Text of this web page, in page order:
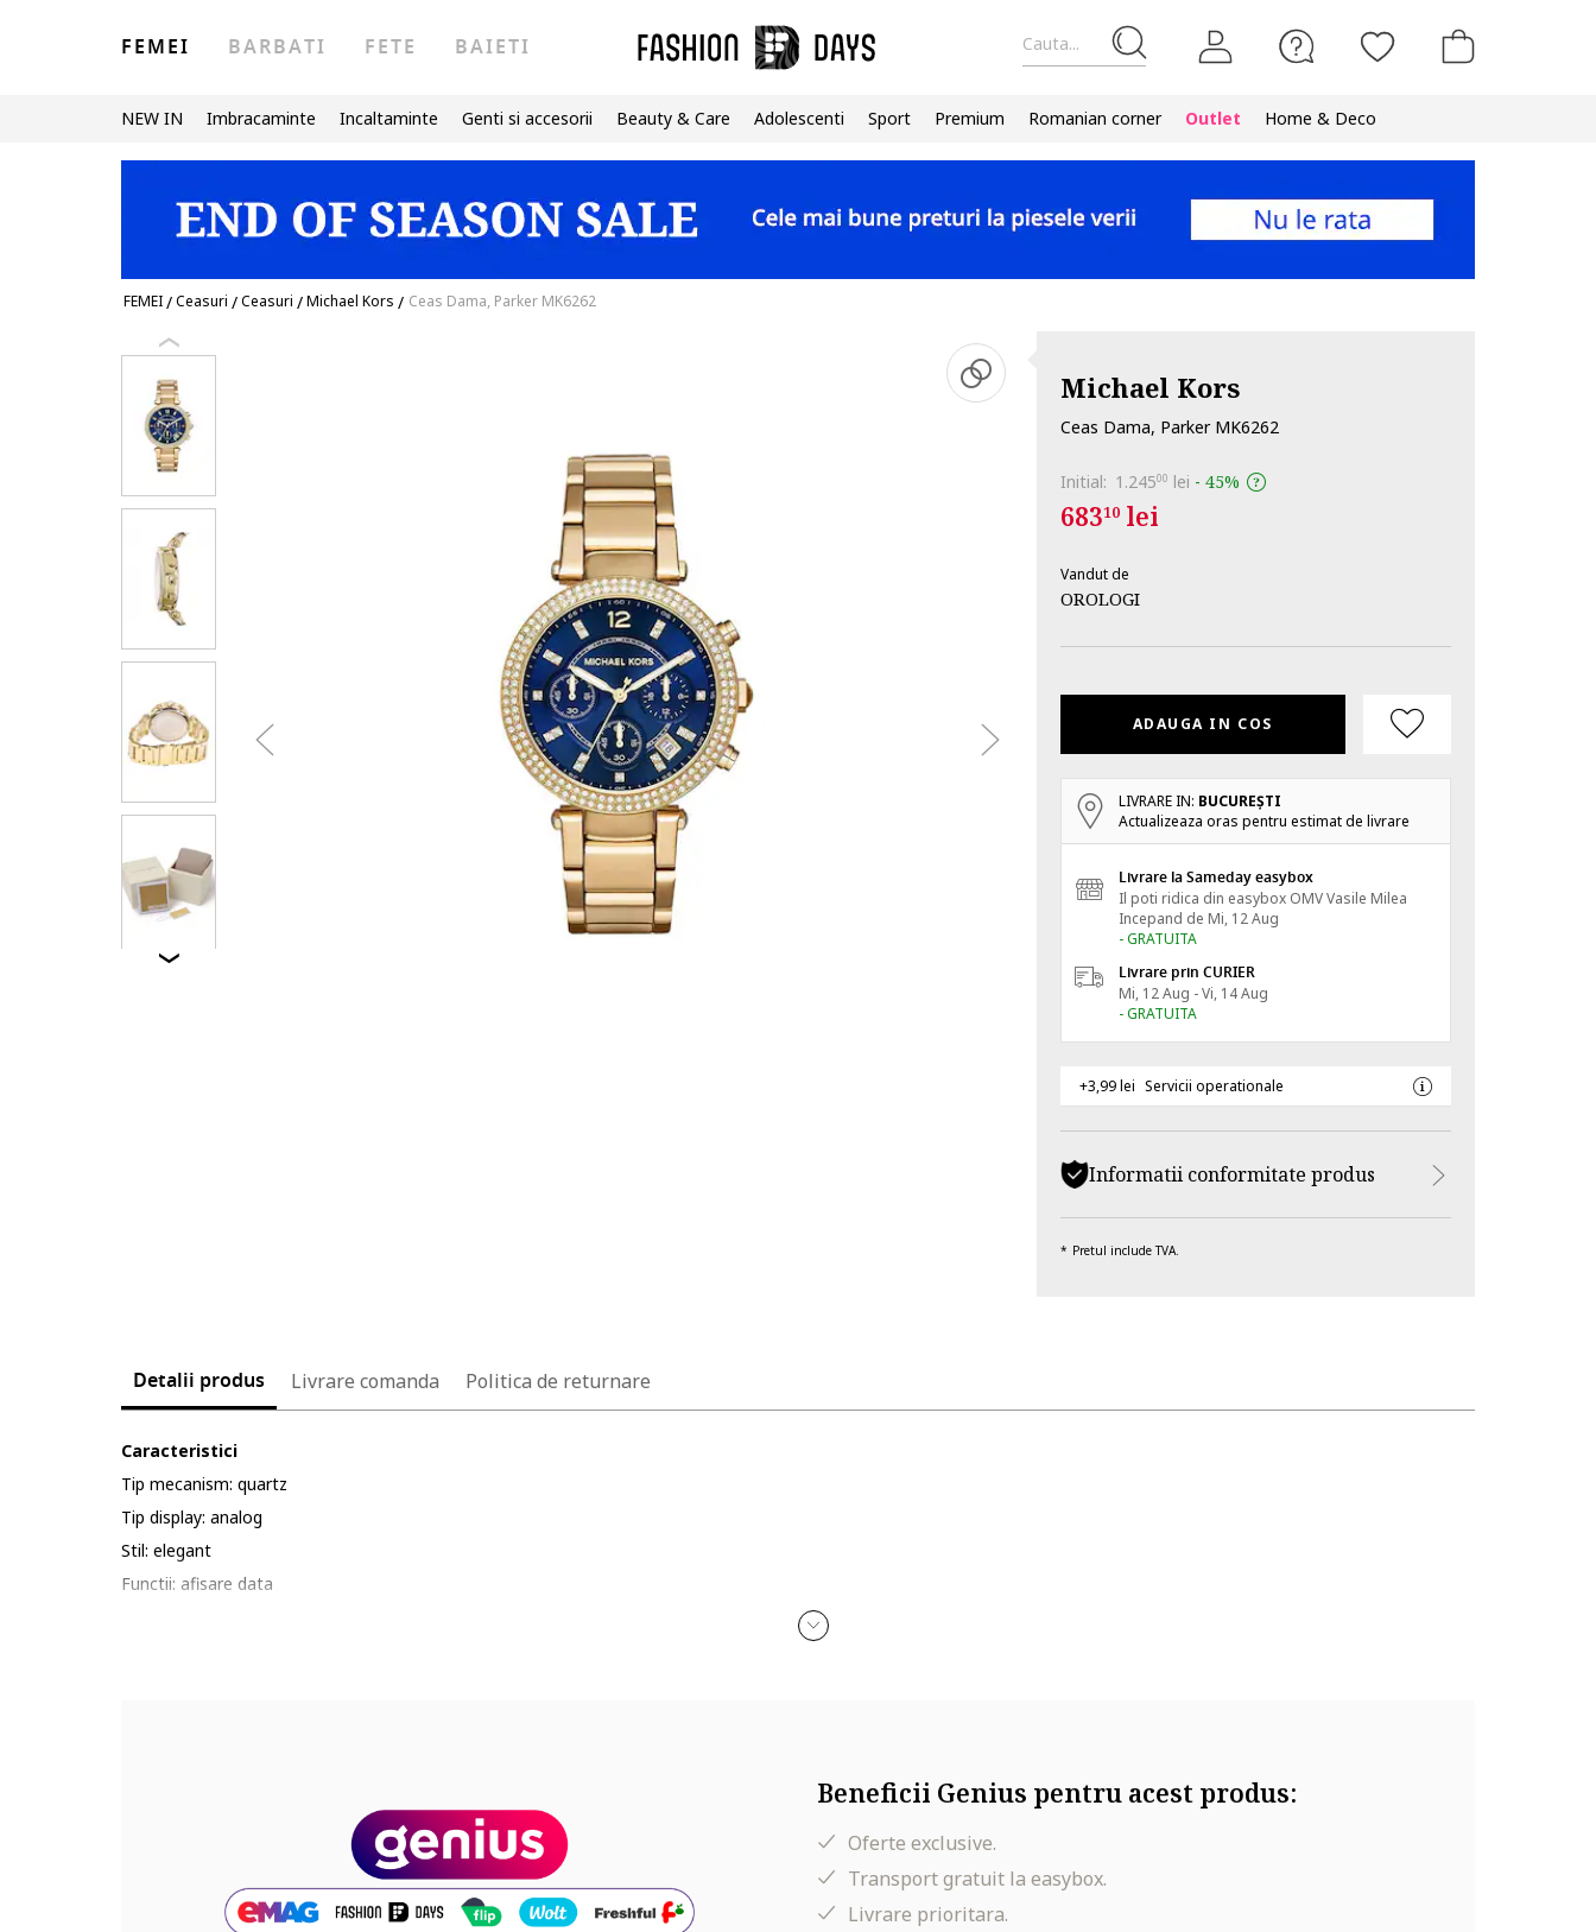
Cauta...
FEMEI BARBATI FETE BAIETI
NEW IN Imbracaminte Incaltaminte Genti si accesorii Beauty & Care Adolescenti Sport Premium Romanian corner Outlet Home & Deco
FEMEI/Ceasuri /Ceasuri /Michael Kors / Ceas Dama, Parker MK6262
Michael Kors
Ceas Dama, Parker MK6262
Initial: 1.24500 lei - 45%
68310lei
Vandut de
OROLOGI
ADAUGA IN COS
LIVRARE IN: BUCUREŞTI
Actualizeaza oras pentru estimat de livrare
Livrare la Sameday easybox
Il poti ridica din easybox OMV Vasile Milea
Incepand de Mi, 12 Aug
- GRATUITA
Livrare prin CURIER
Mi, 12 Aug - Vi, 14 Aug
- GRATUITA
+3,99 lei Servicii operationale
Informatii conformitate produs
Pretul include TVA.
Detalii produs Livrare comanda Politica de returnare
Caracteristici
Tip mecanism: quartz
Tip display: analog
Stil: elegant
Functii: afisare data
Culoare carcasa: auriu
Diametru carcasa: 38 mm
Beneficii Genius pentru acest produs:
Oferte exclusive.
Transport gratuit la easybox.
Livrare prioritara.